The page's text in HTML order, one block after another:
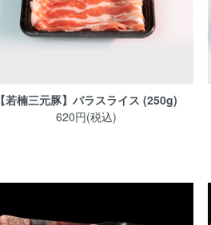
【若楠三元豚】バラスライス (250g)
620円(税込)